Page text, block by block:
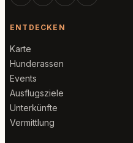
ENTDECKEN
Karte
Hunderassen
Events
Ausflugsziele
Unterkünfte
Vermittlung